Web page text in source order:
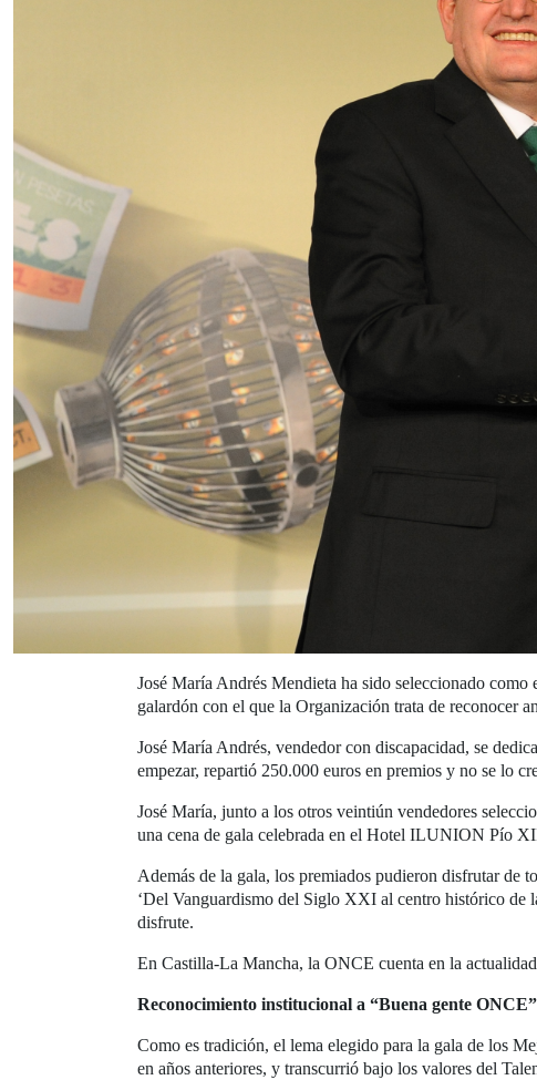
José María Andrés Mendieta ha sido seleccionado
galardón con el que la Organización trata de reconocer
José María Andrés, vendedor con discapacidad, se
empezar, repartió 250.000 euros en premios y no se lo
José María, junto a los otros veintiún vendedores
una cena de gala celebrada en el Hotel ILUNION Pío
Además de la gala, los premiados pudieron disfrutar de
‘Del Vanguardismo del Siglo XXI al centro histórico de
disfrute.
En Castilla-La Mancha, la ONCE cuenta en la
Reconocimiento institucional a “Buena gente ONCE”
Como es tradición, el lema elegido para la gala de los
en años anteriores, y transcurrió bajo los valores del